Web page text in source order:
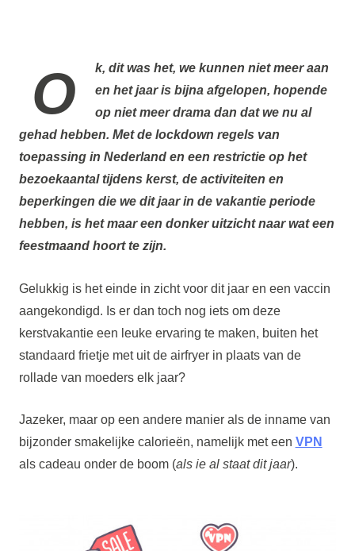
Ok, dit was het, we kunnen niet meer aan
en het jaar is bijna afgelopen, hopende
op niet meer drama dan dat we nu al
gehad hebben. Met de lockdown regels van
toepassing in Nederland en een restrictie op het
bezoekaantal tijdens kerst, de activiteiten en
beperkingen die we dit jaar in de vakantie periode
hebben, is het maar een donker uitzicht naar wat een
feestmaand hoort te zijn.
Gelukkig is het einde in zicht voor dit jaar en een vaccin
aangekondigd. Is er dan toch nog iets om deze
kerstvakantie een leuke ervaring te maken, buiten het
standaard frietje met uit de airfryer in plaats van de
rollade van moeders elk jaar?
Jazeker, maar op een andere manier als de inname van
bijzonder smakelijke calorieën, namelijk met een VPN
als cadeau onder de boom (als ie al staat dit jaar).